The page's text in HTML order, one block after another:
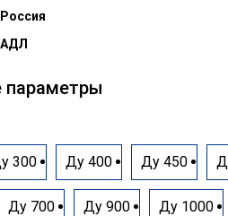
Россия
АДЛ
параметры
300 Ду 400 Ду 450
Ду 700 Ду 900 Ду 1000